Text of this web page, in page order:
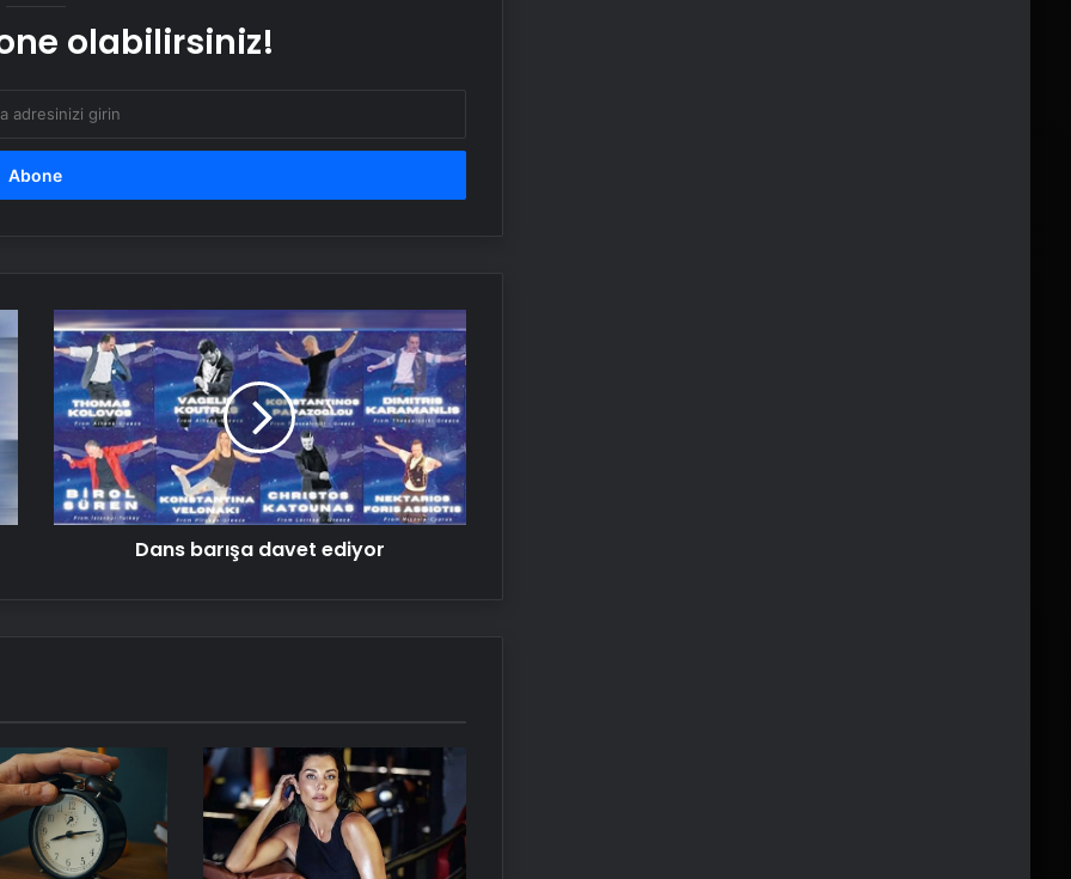
Dans barışa davet ediyor
Buda’nın hazineleri satılmıyor
İki yılda 302 restorasyon
olabilirsiniz!
Dans
barışa
davet
ediyor
Dans barışa davet ediyor